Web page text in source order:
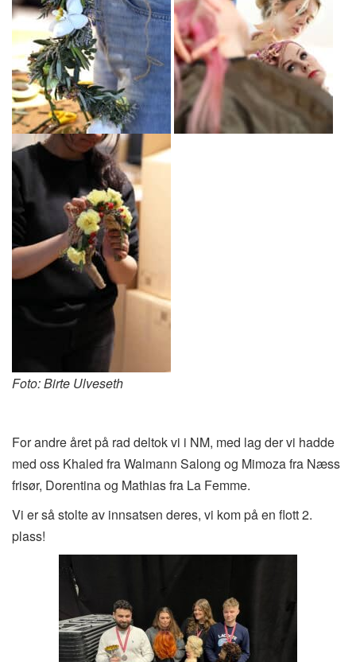
Foto: Birte Ulveseth
For andre året på rad deltok vi i NM, med lag der vi hadde
med oss Khaled fra Walmann Salong og Mimoza fra Næss
frisør, Dorentina og Mathias fra La Femme.
Vi er så stolte av innsatsen deres, vi kom på en flott 2.
plass!